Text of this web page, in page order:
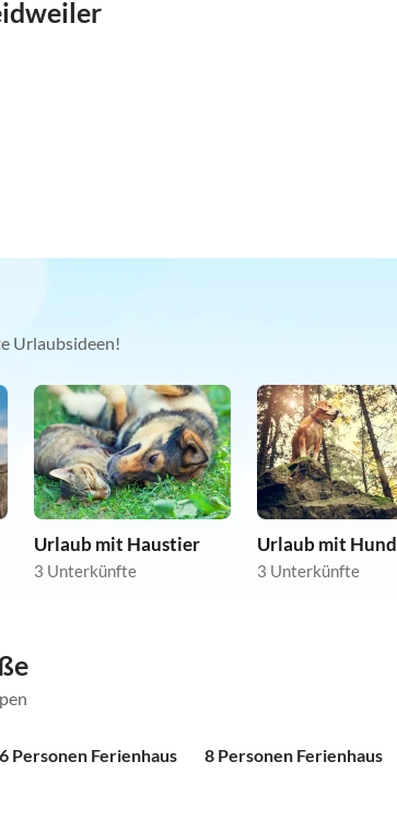
Urlaubsideen!
Urlaub mit Haustier
3 Unterkünfte
Urlaub mit Hund
3 Unterkünfte
6 Personen Ferienhaus 8 Personen Ferienhaus